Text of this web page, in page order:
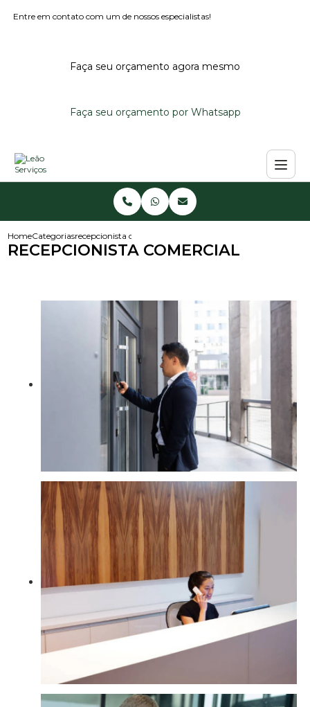
Entre em contato com um de nossos especialistas!
Faça seu orçamento agora mesmo
Faça seu orçamento por Whatsapp
HomeCategoriasrecepcionista comercial
RECEPCIONISTA COMERCIAL